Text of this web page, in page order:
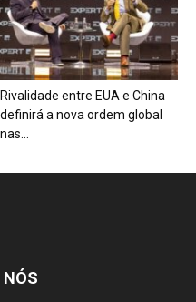
Rivalidade entre EUA e China
definirá a nova ordem global
nas...
NÓS